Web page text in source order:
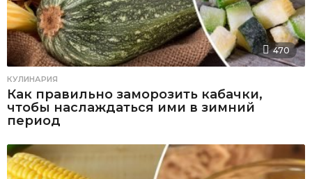
470
КУЛИНАРИЯ
Как правильно заморозить кабачки,
чтобы наслаждаться ими в зимний
период